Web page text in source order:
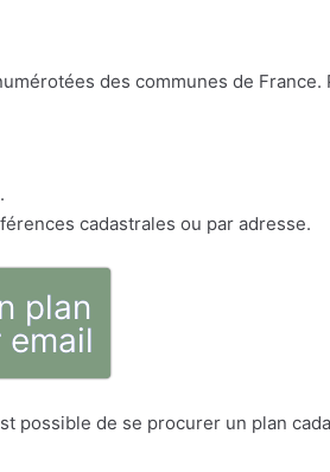
des communes de
cadastrales ou par adresse.
plan
possible de se procurer un plan